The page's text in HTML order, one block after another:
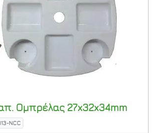
Ομπρέλας 27x32x34mm
NCC